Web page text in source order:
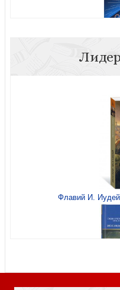
Флавий И.